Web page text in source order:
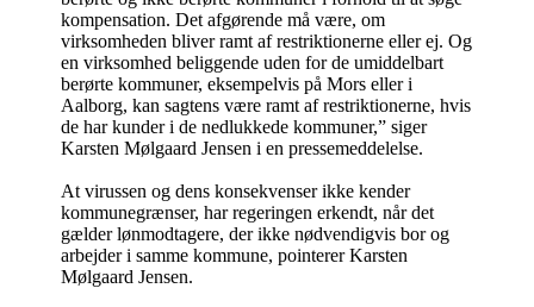
kompensation. Det afgørende må være, om
virksomheden bliver ramt af restriktionerne eller ej. Og
en virksomhed beliggende uden for de umiddelbart
berørte kommuner, eksempelvis på Mors eller i
Aalborg, kan sagtens være ramt af restriktionerne, hvis
de har kunder i de nedlukkede kommuner,” siger
Karsten Mølgaard Jensen i en pressemeddelelse.
At virussen og dens konsekvenser ikke kender
kommunegrænser, har regeringen erkendt, når det
gælder lønmodtagere, der ikke nødvendigvis bor og
arbejder i samme kommune, pointerer Karsten
Mølgaard Jensen.